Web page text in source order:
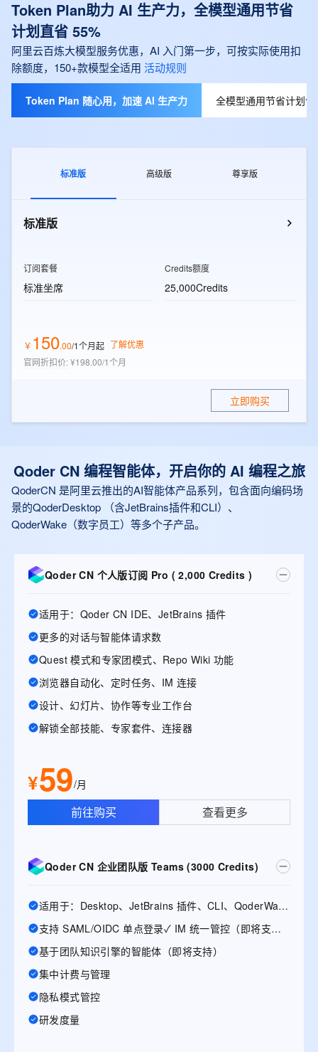
Token Plan助力 AI 生产力，全模型通用节省
计划直省 55%
阿里云百炼大模型服务优惠，AI 入门第一步，可按实际使用扣
除额度，150+款模型全适用 活动规则
Token Plan 随心用，加速 AI 生产力 全模型通用节省计划
标准版 高级版 尊享版
标准版
订阅套餐
标准坐席
Credits额度
25,000Credits
￥ 150.00/1个月起 了解优惠
官网折扣价:¥198.00/1个月
立即购买
Qoder CN 编程智能体，开启你的 AI 编程之旅
QoderCN 是阿里云推出的AI智能体产品系列，包含面向编码场
景的QoderDesktop （含JetBrains插件和CLI）、
QoderWake（数字员工）等多个子产品。
Qoder CN 个人版订阅 Pro ( 2,000 Credits )
适用于：Qoder CN IDE、JetBrains 插件
更多的对话与智能体请求数
Quest 模式和专家团模式、Repo Wiki 功能
浏览器自动化、定时任务、IM 连接
设计、幻灯片、协作等专业工作台
解锁全部技能、专家套件、连接器
¥59/月
前往购买 查看更多
Qoder CN 企业团队版 Teams (3000 Credits)
适用于：Desktop、JetBrains 插件、CLI、QoderWake、Mobile
支持 SAML/OIDC 单点登录✓ IM 统一管控（即将支持）
基于团队知识引擎的智能体（即将支持）
集中计费与管理
隐私模式管控
研发度量